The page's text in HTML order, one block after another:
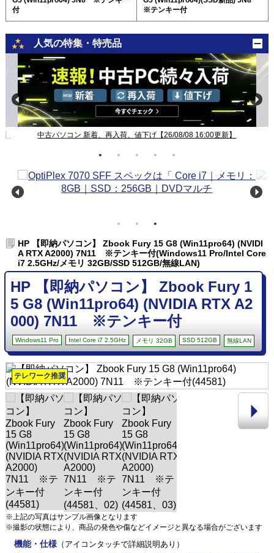
付
※テンキー付
人気の特集・特売品
Windows11ノート一覧【26/08/08 16:00更新】
HP 【即納パソコン】 Zbook Fury 15 G8 (Win11pro64) (NVIDI
A RTX A2000) 7N11 ※テンキー付(Windows11 Pro/Intel Core
i7 2.5GHz/メモリ 32GB/SSD 512GB/無線LAN)
HP 【即納パソコン】 Zbook Fury 1
5 G8 (Win11pro64) (NVIDIA RTX A2
000) 7N11 ※テンキー付
Windows11 Pro Intel Core i7 2.5GHz メモリ 32GB SSD 512GB 無線LAN
テレワーク推奨
※上記の写真はサンプル画像となります
※撮影の状態により、商品の発色や傷などイメージと異なる場合がございます
機能・仕様（アイコンタッチで詳細説明あり）